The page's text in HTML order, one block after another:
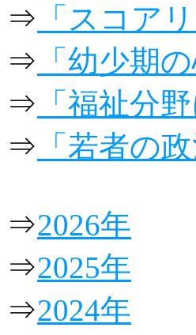
⇒ 「スコア
⇒ 「幼少期
⇒ 「福祉分
⇒ 「若者の
⇒2026年
⇒2025年
⇒2024年